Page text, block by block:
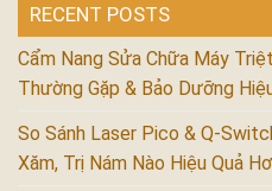
RECENT POSTS
Cẩm Nang Sửa Chữa Máy
Thường Gặp & Bảo Dưỡng
So Sánh Laser Pico & Q-
Xăm, Trị Nám Nào Hiệu Quả